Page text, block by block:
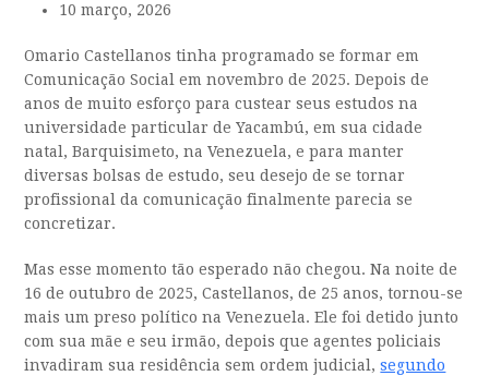
10 março, 2026
Omario Castellanos tinha programado se formar em
Comunicação Social em novembro de 2025. Depois de
anos de muito esforço para custear seus estudos na
universidade particular de Yacambú, em sua cidade
natal, Barquisimeto, na Venezuela, e para manter
diversas bolsas de estudo, seu desejo de se tornar
profissional da comunicação finalmente parecia se
concretizar.
Mas esse momento tão esperado não chegou. Na noite de
16 de outubro de 2025, Castellanos, de 25 anos, tornou-se
mais um preso político na Venezuela. Ele foi detido junto
com sua mãe e seu irmão, depois que agentes policiais
invadiram sua residência sem ordem judicial,segundo